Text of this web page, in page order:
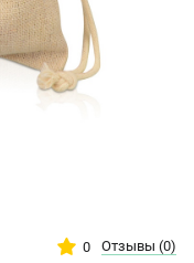
0 Отзывы (0)